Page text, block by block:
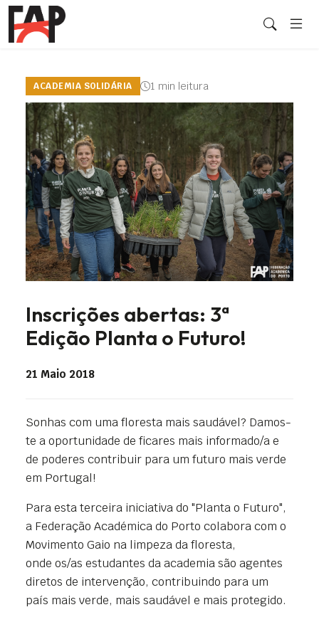
ACADEMIA SOLIDÁRIA 1 min leitura
Inscrições abertas: 3ª
Edição Planta o Futuro!
21 Maio 2018
Sonhas com uma floresta mais saudável? Damos-
te a oportunidade de ficares mais informado/a e
de poderes contribuir para um futuro mais verde
em Portugal!
Para esta terceira iniciativa do "Planta o Futuro",
a Federação Académica do Porto colabora com o
Movimento Gaio na limpeza da floresta,
onde os/as estudantes da academia são agentes
diretos de intervenção, contribuindo para um
país mais verde, mais saudável e mais protegido.